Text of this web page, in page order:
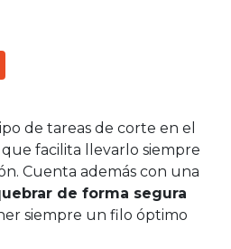
de tareas de corte en el
facilita llevarlo siempre
Cuenta además con una
de forma segura
siempre un filo óptimo